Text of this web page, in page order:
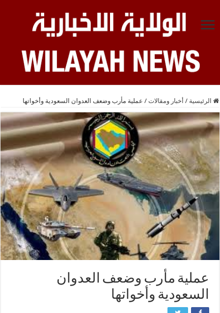
الرئيسية / أخبار ومقالات / عملية مأرب وضعف العدوان السعودية وأخواتها
عملية مأرب وضعف العدوان
السعودية وأخواتها